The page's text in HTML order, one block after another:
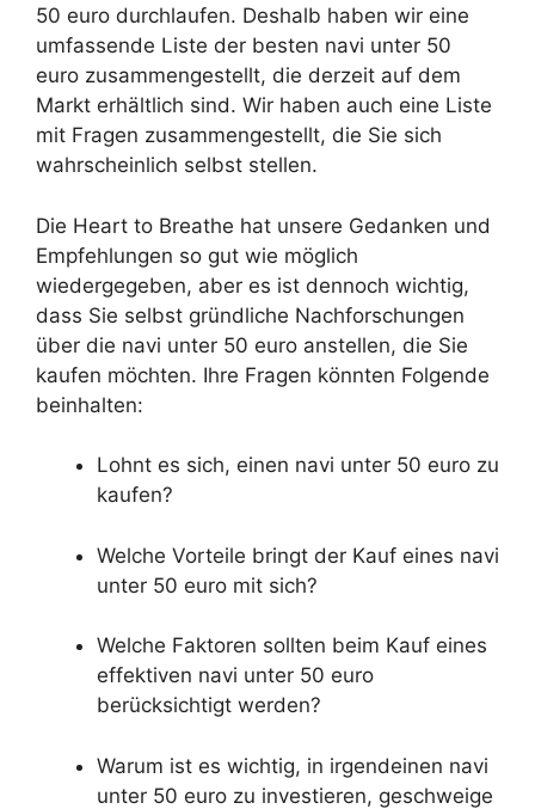
50 euro durchlaufen. Deshalb haben wir eine
umfassende Liste der besten navi unter 50
euro zusammengestellt, die derzeit auf dem
Markt erhältlich sind. Wir haben auch eine Liste
mit Fragen zusammengestellt, die Sie sich
wahrscheinlich selbst stellen.
Die Heart to Breathe hat unsere Gedanken und
Empfehlungen so gut wie möglich
wiedergegeben, aber es ist dennoch wichtig,
dass Sie selbst gründliche Nachforschungen
über die navi unter 50 euro anstellen, die Sie
kaufen möchten. Ihre Fragen könnten Folgende
beinhalten:
Lohnt es sich, einen navi unter 50 euro zu
kaufen?
Welche Vorteile bringt der Kauf eines navi
unter 50 euro mit sich?
Welche Faktoren sollten beim Kauf eines
effektiven navi unter 50 euro
berücksichtigt werden?
Warum ist es wichtig, in irgendeinen navi
unter 50 euro zu investieren, geschweige